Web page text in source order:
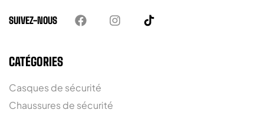
SUIVEZ-NOUS
CATÉGORIES
Casques de sécurité
Chaussures de sécurité